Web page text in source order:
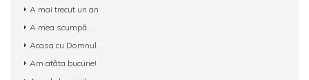
A mai trecut un an
A mea scumpă...
Acasa cu Domnul.
Am atâta bucurie!